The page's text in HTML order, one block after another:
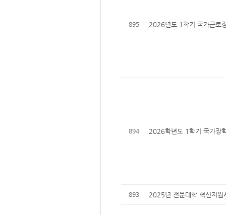
895 2026년도 1학기 국가근로
894 2026학년도 1학기 국가장
893 2025년 전문대학 혁신지원